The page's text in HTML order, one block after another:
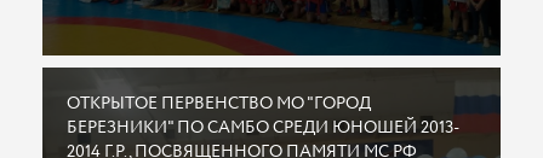
ОТКРЫТОЕ ПЕРВЕНСТВО МО "ГОРОД
БЕРЕЗНИКИ" ПО САМБО СРЕДИ ЮНОШЕЙ 2013-
2014 Г.Р., ПОСВЯЩЕННОГО ПАМЯТИ МС РФ